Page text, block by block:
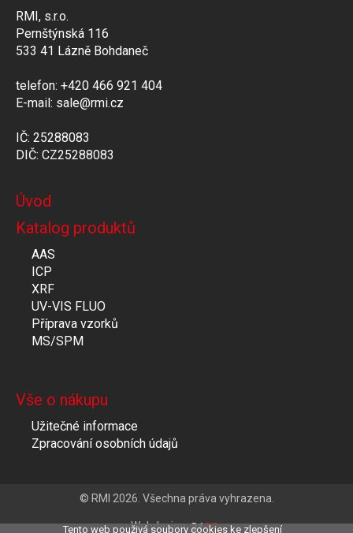
RMI, s.r.o.
Pernštýnská 116
533 41 Lázně Bohdaneč
telefon: +420 466 921 404
E-mail: sale@rmi.cz
IČ: 25288083
DIČ: CZ25288083
Úvod
Katalog produktů
AAS
ICP
XRF
UV-VIS FLUO
Příprava vzorků
MS/SPM
Vše o nákupu
Užitečné informace
Zpracování osobních údajů
© RMI 2026. Všechna práva vyhrazena.
Webdesign
Tento web použivá soubory cookies ke zlepšení